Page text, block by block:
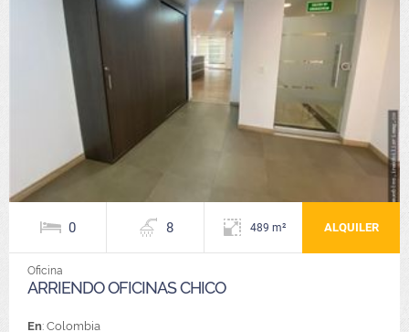
0 8 489 m² ALQUILER
Oficina
ARRIENDO OFICINAS CHICO
En: Colombia